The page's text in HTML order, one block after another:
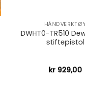
DWHT0-TR510
stiftepistol
kr929,00